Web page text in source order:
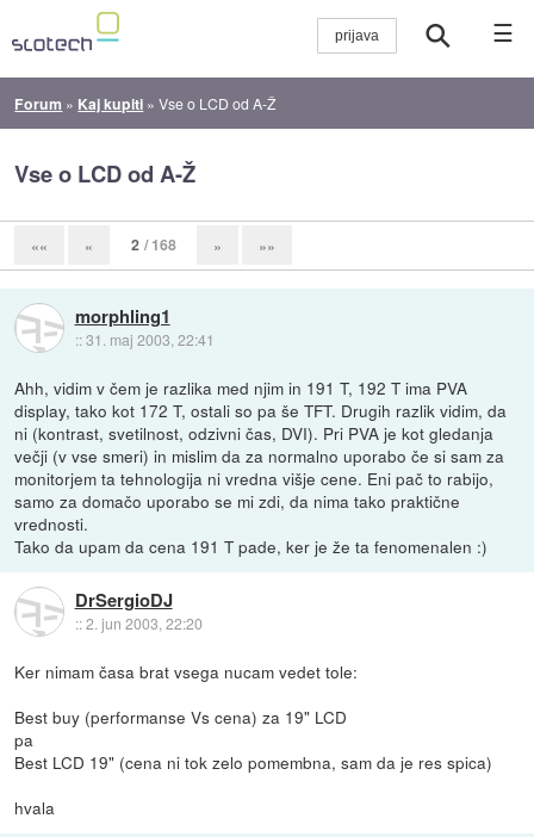
☰
Forum » Kaj kupiti »Vse o LCD od A-Ž
Vse o LCD od A-Ž
«« « 2 / 168 » »»
morphling1
::31. maj 2003, 22:41
Ahh, vidim v čem je razlika med njim in 191 T, 192 T ima PVA
display, tako kot 172 T, ostali so pa še TFT. Drugih razlik vidim, da
ni (kontrast, svetilnost, odzivni čas, DVI). Pri PVA je kot gledanja
večji (v vse smeri) in mislim da za normalno uporabo če si sam za
monitorjem ta tehnologija ni vredna višje cene. Eni pač to rabijo,
samo za domačo uporabo se mi zdi, da nima tako praktične
vrednosti.
Tako da upam da cena 191 T pade, ker je že ta fenomenalen :)
DrSergioDJ
::2. jun 2003, 22:20
Ker nimam časa brat vsega nucam vedet tole:
Best buy (performanse Vs cena) za 19" LCD
pa
Best LCD 19" (cena ni tok zelo pomembna, sam da je res spica)
hvala